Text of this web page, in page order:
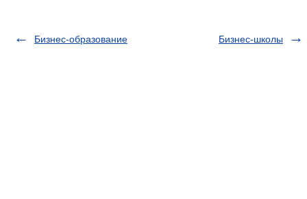
Бизнес-образование Бизнес-школы